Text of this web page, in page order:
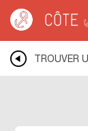
Warning : Undefined
/var/www/
Côte & Littoral>Les
BRETAGNE
Agences
immobili&eagrave;res
TROUVER